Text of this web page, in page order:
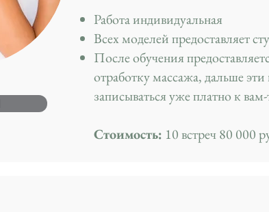
Работа индивидуальная
Всех моделей предоставляет
После обучения
отработку массажа, дальше
записываться уже платно к вам-
Стоимость: 10 встреч 80 000